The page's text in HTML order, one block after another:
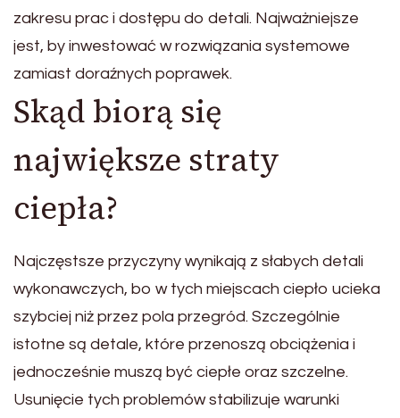
zakresu prac i dostępu do detali. Najważniejsze
jest, by inwestować w rozwiązania systemowe
zamiast doraźnych poprawek.
Skąd biorą się
największe straty
ciepła?
Najczęstsze przyczyny wynikają z słabych detali
wykonawczych, bo w tych miejscach ciepło ucieka
szybciej niż przez pola przegród. Szczególnie
istotne są detale, które przenoszą obciążenia i
jednocześnie muszą być ciepłe oraz szczelne.
Usunięcie tych problemów stabilizuje warunki